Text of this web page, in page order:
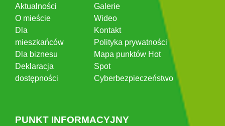
Aktualności
O mieście
Dla
mieszkańców
Dla biznesu
Deklaracja
dostępności
Galerie
Wideo
Kontakt
Polityka prywatności
Mapa punktów Hot
Spot
Cyberbezpieczeństwo
PUNKT INFORMACYJNY